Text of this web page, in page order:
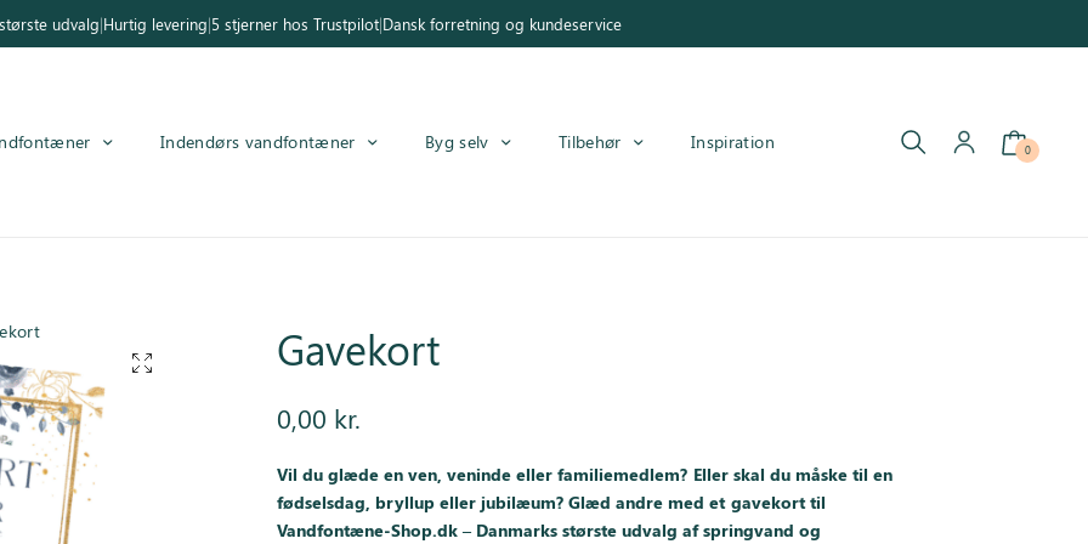
udvalg|Hurtig levering|5 stjerner hos Trustpilot|Dansk forretning og kundeservice
Indendørs vandfontæner Byg selv Tilbehør Inspiration 0
Gavekort
0,00 kr.
Vil du glæde en ven, veninde eller familiemedlem? Eller skal du måske til en
fødselsdag, bryllup eller jubilæum? Glæd andre med et gavekort til
Vandfontæne-Shop.dk – Danmarks største udvalg af springvand og